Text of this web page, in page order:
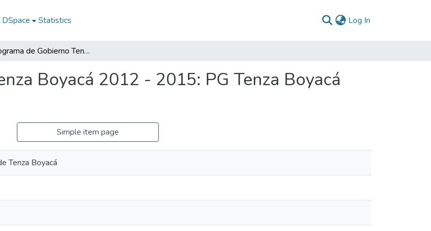
Statistics Log In
Programa de Gobierno Tenza Boyacá 2012 - 2015: PG Tenza Boyacá 2012 - 2015
Boyacá 2012 - 2015: PG Tenza Boyacá
Simple item page
Tenza Boyacá